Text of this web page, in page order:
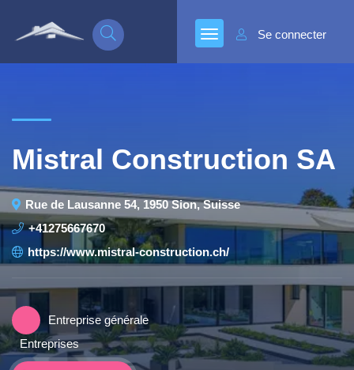
Se connecter
Mistral Construction SA
Rue de Lausanne 54, 1950 Sion, Suisse
+41275667670
https://www.mistral-construction.ch/
Entreprise générale
Entreprises